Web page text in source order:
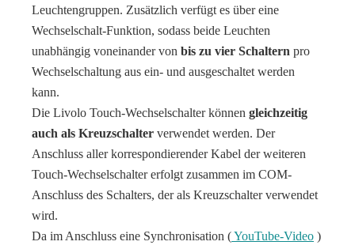
Leuchtengruppen. Zusätzlich verfügt es über eine
Wechselschalt-Funktion, sodass beide Leuchten
unabhängig voneinander von bis zu vier Schaltern pro
Wechselschaltung aus ein- und ausgeschaltet werden
kann.
Die Livolo Touch-Wechselschalter können gleichzeitig
auch als Kreuzschalter verwendet werden. Der
Anschluss aller korrespondierender Kabel der weiteren
Touch-Wechselschalter erfolgt zusammen im COM-
Anschluss des Schalters, der als Kreuzschalter verwendet
wird.
Da im Anschluss eine Synchronisation (YouTube-Video )